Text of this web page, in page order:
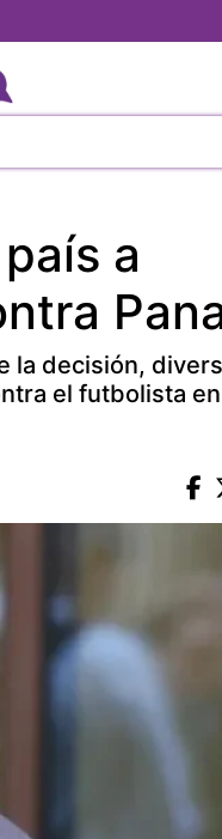
a
la decisión,
el futbolista en